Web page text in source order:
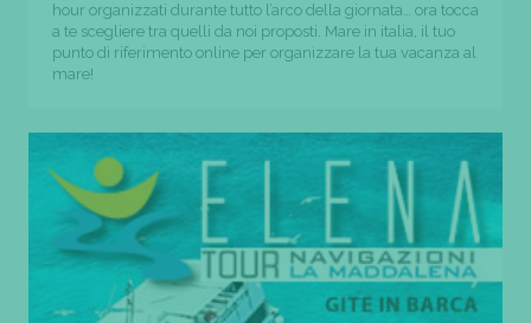
hour organizzati durante tutto l’arco della giornata… ora tocca
a te scegliere tra quelli da noi proposti. Mare in italia, il tuo
punto di riferimento online per organizzare la tua vacanza al
mare!